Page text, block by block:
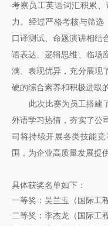
考察员工英语词汇积累
力。经过严格考核与筛选
口译测试、命题演讲相结
语表达、逻辑思维、临场
满、表现优异，充分展现
硬的综合素养和积极进取
此次比赛为员工搭建
外语学习热情，夯实了公
司将持续开展各类技能
围，为企业高质量发展提
具体获奖名单如下：
一等奖：吴兰玉（国际工
二等奖：李杰龙（国际工